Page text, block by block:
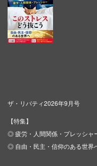
ザ・リバティ2026年9月号
【特集】
◎ 疲労・人間関係・プレッシャ
◎ 自由・民主・信仰のある世界